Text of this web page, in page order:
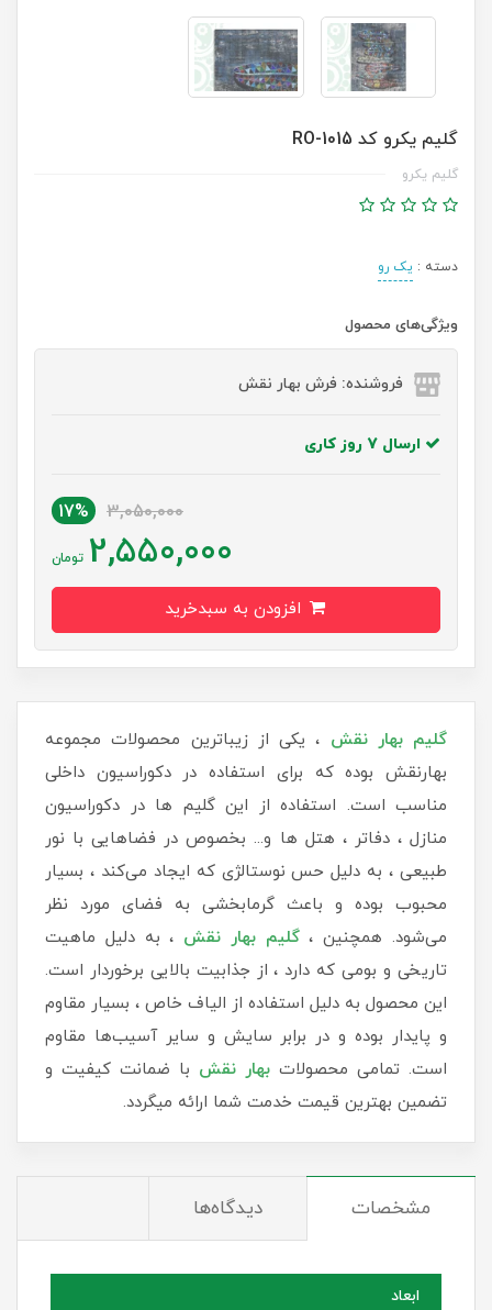
گلیم یکرو کد RO-1015
گلیم یکرو
دسته : یک رو
ویژگی‌های محصول
فروشنده: فرش بهار نقش
ارسال 7 روز کاری
3,050,000
17%
2,550,000 تومان
گلیم بهار نقش ، یکی از زیباترین محصولات مجموعه
بهارنقش بوده که برای استفاده در دکوراسیون داخلی
مناسب است. استفاده از این گلیم ها در دکوراسیون
منازل ، دفاتر ، هتل ها و... بخصوص در فضاهایی با نور
طبیعی ، به دلیل حس نوستالژی که ایجاد می‌کند ، بسیار
محبوب بوده و باعث گرمابخشی به فضای مورد نظر
می‌شود. همچنین ،گلیم بهار نقش ، به‌ دلیل ماهیت
تاریخی و بومی که دارد ، از جذابیت بالایی برخوردار است.
این محصول به دلیل استفاده از الیاف خاص ، بسیار مقاوم
و پایدار بوده و در برابر سایش و سایر آسیب‌ها مقاوم
است. تمامی محصولات بهار نقش با ضمانت کیفیت و
تضمین بهترین قیمت خدمت شما ارائه میگردد.
مشخصات دیدگاه‌ها
ابعاد